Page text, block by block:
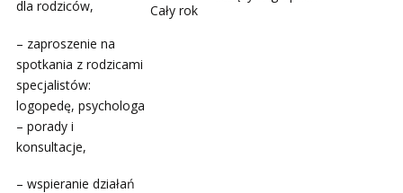
dla rodziców,
– zaproszenie na
spotkania z rodzicami
specjalistów:
logopedę, psychologa
– porady i
konsultacje,
– wspieranie działań
Cały rok